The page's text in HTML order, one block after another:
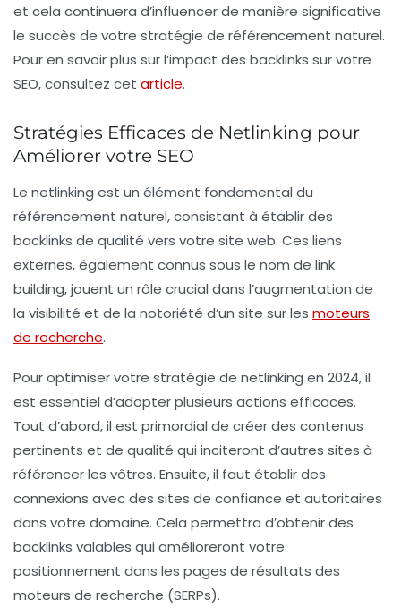
et cela continuera d’influencer de manière significative
le succès de votre stratégie de référencement naturel.
Pour en savoir plus sur l’impact des backlinks sur votre
SEO, consultez cet article.
Stratégies Efficaces de Netlinking pour
Améliorer votre SEO
Le netlinking est un élément fondamental du
référencement naturel, consistant à établir des
backlinks de qualité vers votre site web. Ces liens
externes, également connus sous le nom de link
building, jouent un rôle crucial dans l’augmentation de
la visibilité et de la notoriété d’un site sur les moteurs
de recherche.
Pour optimiser votre stratégie de netlinking en 2024, il
est essentiel d’adopter plusieurs actions efficaces.
Tout d’abord, il est primordial de créer des contenus
pertinents et de qualité qui inciteront d’autres sites à
référencer les vôtres. Ensuite, il faut établir des
connexions avec des sites de confiance et autoritaires
dans votre domaine. Cela permettra d’obtenir des
backlinks valables qui amélioreront votre
positionnement dans les pages de résultats des
moteurs de recherche (SERPs).